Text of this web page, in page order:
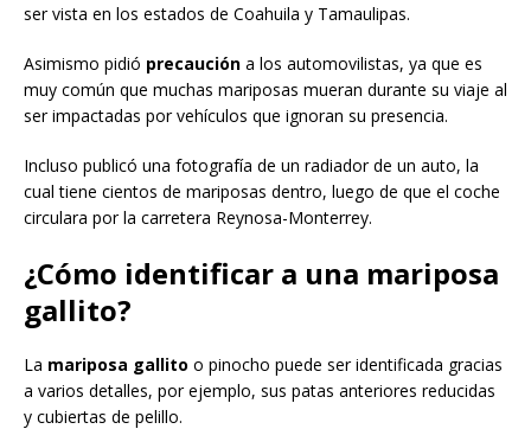
ser vista en los estados de Coahuila y Tamaulipas.
Asimismo pidió precaución a los automovilistas, ya que es
muy común que muchas mariposas mueran durante su viaje al
ser impactadas por vehículos que ignoran su presencia.
Incluso publicó una fotografía de un radiador de un auto, la
cual tiene cientos de mariposas dentro, luego de que el coche
circulara por la carretera Reynosa-Monterrey.
¿Cómo identificar a una mariposa
gallito?
La mariposa gallito o pinocho puede ser identificada gracias
a varios detalles, por ejemplo, sus patas anteriores reducidas
y cubiertas de pelillo.